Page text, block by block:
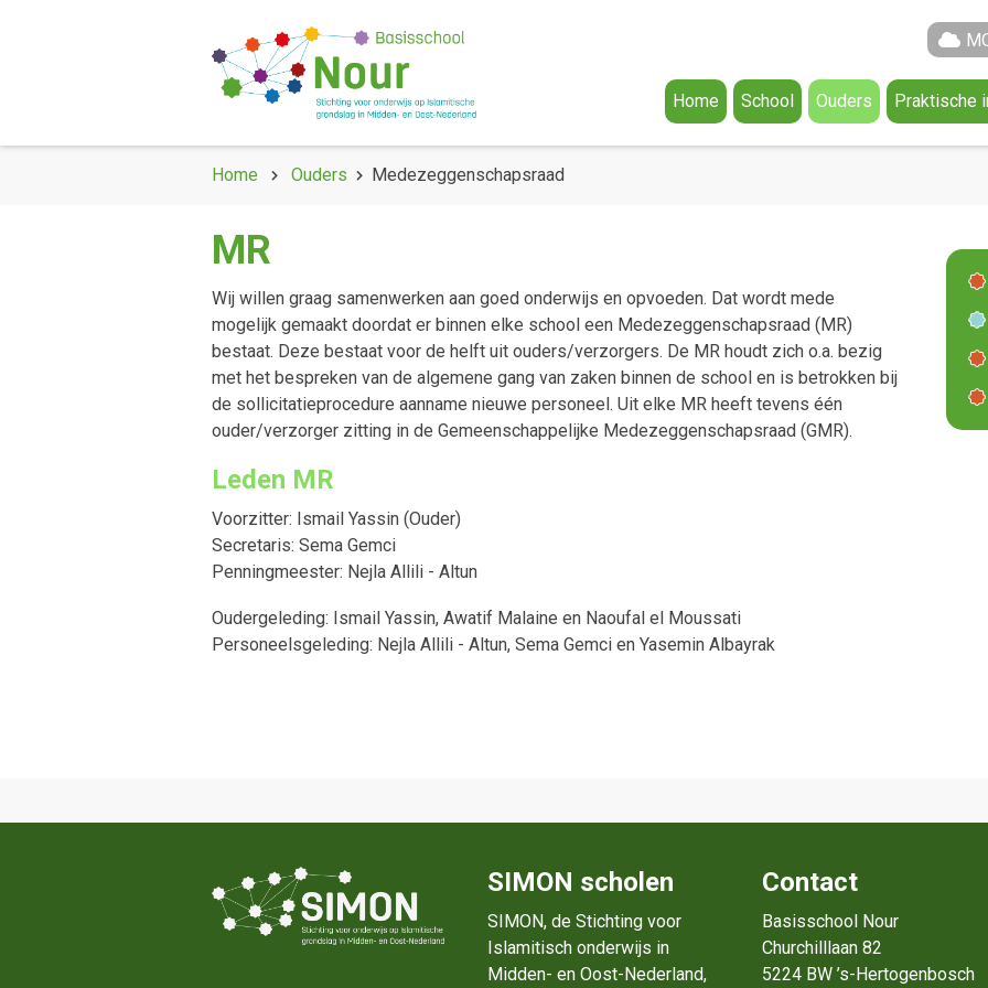
Home
School
Aanmelden
Algemeen
Missie en Visie @ Identiteit
Ouders
Praktische
Home Ouders Medezeggenschapsraad
MR
Wij willen graag samenwerken aan goed onderwijs en opvoeden. Dat wordt mede
mogelijk gemaakt doordat er binnen elke school een Medezeggenschapsraad (MR)
bestaat. Deze bestaat voor de helft uit ouders/verzorgers. De MR houdt zich o.a. bezig
met het bespreken van de algemene gang van zaken binnen de school en is betrokken bij
de sollicitatieprocedure aanname nieuwe personeel. Uit elke MR heeft tevens één
ouder/verzorger zitting in de Gemeenschappelijke Medezeggenschapsraad (GMR).
Leden MR
Voorzitter: Ismail Yassin (Ouder)
Secretaris: Sema Gemci
Penningmeester: Nejla Allili - Altun
Oudergeleding: Ismail Yassin, Awatif Malaine en Naoufal el Moussati
Personeelsgeleding: Nejla Allili - Altun, Sema Gemci en Yasemin Albayrak
SIMON scholen
SIMON, de Stichting voor
Islamitisch onderwijs in
Midden- en Oost-Nederland,
Contact
Basisschool Nour
Churchilllaan 82
5224 BW ’s-Hertogenbosch